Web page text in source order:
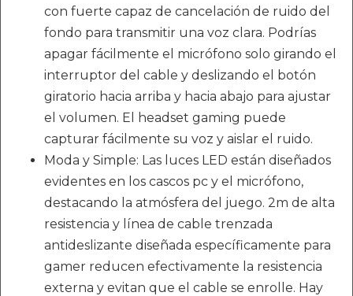
con fuerte capaz de cancelación de ruido del
fondo para transmitir una voz clara. Podrías
apagar fácilmente el micrófono solo girando el
interruptor del cable y deslizando el botón
giratorio hacia arriba y hacia abajo para ajustar
el volumen. El headset gaming puede
capturar fácilmente su voz y aislar el ruido.
Moda y Simple: Las luces LED están diseñados
evidentes en los cascos pc y el micrófono,
destacando la atmósfera del juego. 2m de alta
resistencia y línea de cable trenzada
antideslizante diseñada específicamente para
gamer reducen efectivamente la resistencia
externa y evitan que el cable se enrolle. Hay